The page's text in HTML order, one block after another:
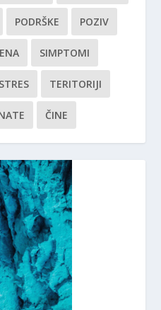
PODRŠKE POZIV
SIMPTOMI
STRES TERITORIJI
ČINE